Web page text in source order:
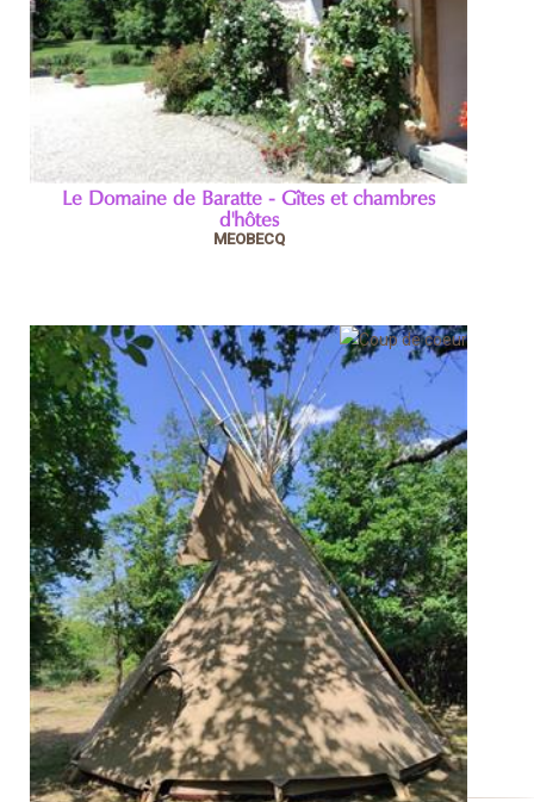
Le Domaine de Baratte - Gîtes et chambres
d'hôtes
MEOBECQ